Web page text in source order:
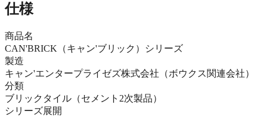
仕様
商品名
CAN'BRICK（キャン'ブリック）シリーズ
製造
キャン'エンタープライゼズ株式会社（ボウクス関連会社）
分類
ブリックタイル（セメント2次製品）
シリーズ展開